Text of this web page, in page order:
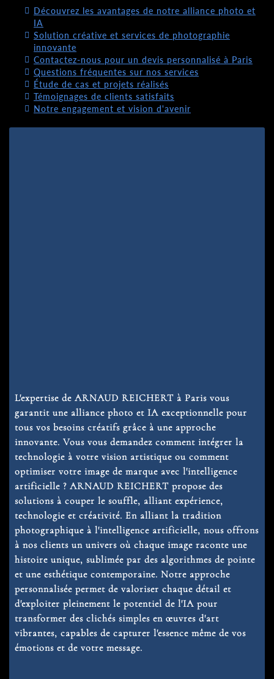
Découvrez les avantages de notre alliance photo et
IA
Solution créative et services de photographie
innovante
Contactez-nous pour un devis personnalisé à Paris
Questions fréquentes sur nos services
Étude de cas et projets réalisés
Témoignages de clients satisfaits
Notre engagement et vision d'avenir
L'expertise de ARNAUD REICHERT à Paris vous
garantit une alliance photo et IAexceptionnelle pour
tous vos besoins créatifs grâce à une approche
innovante. Vous vous demandez comment intégrer la
technologie à votre vision artistique ou comment
optimiser votre image de marque avec l'intelligence
artificielle ? ARNAUD REICHERT propose des
solutions à couper le souffle, alliant expérience,
technologie et créativité. En alliant la tradition
photographique à l'intelligence artificielle, nous offrons
à nos clients un univers où chaque image raconte une
histoire unique, sublimée par des algorithmes de pointe
et une esthétique contemporaine. Notre approche
personnalisée permet de valoriser chaque détail et
d'exploiter pleinement le potentiel de l'IA pour
transformer des clichés simples en œuvres d'art
vibrantes, capables de capturer l'essence même de vos
émotions et de votre message.